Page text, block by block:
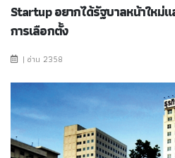
Startup อยากได้รัฐบาลหน้าใหม่
การเลือกตั้ง
| อ่าน 2358